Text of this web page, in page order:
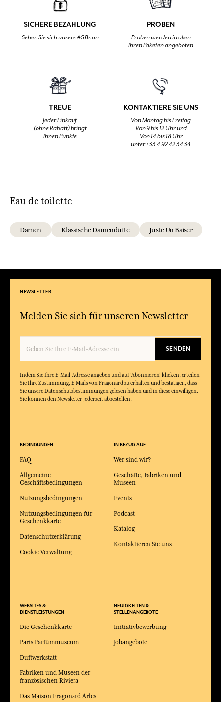
SICHERE BEZAHLUNG
Sehen Sie sich unsere AGBs an
PROBEN
Proben werden in allen
Ihren Paketen angeboten
TREUE
Jeder Einkauf
(ohne Rabatt) bringt
Ihnen Punkte
KONTAKTIERE SIE UNS
Von Montag bis Freitag
Von 9 bis 12 Uhr und
Von 14 bis 18 Uhr
unter +33 4 92 42 34 34
Eau de toilette
Damen Klassische Damendüfte Juste Un Baiser
NEWSLETTER
Melden Sie sich für unseren Newsletter
SENDEN
Indem Sie Ihre E-Mail-Adresse angeben und auf 'Abonnieren' klicken, erteilen
Sie Ihre Zustimmung, E-Mails von Fragonard zu erhalten und bestätigen, dass
Sie unsere Datenschutzbestimmungen gelesen haben und in diese einwilligen.
Sie können den Newsletter jederzeit abbestellen.
BEDINGUNGEN
FAQ
Allgemeine
Geschäftsbedingungen
Nutzungsbedingungen
Nutzungsbedingungen für
Geschenkkarte
Datenschutzerklärung
Cookie Verwaltung
WEBSITES &
DIENSTLEISTUNGEN
Die Geschenkkarte
Paris Parfümmuseum
Duftwerkstatt
Fabriken und Museen der
französischen Riviera
Das Maison Fragonard Arles
IN BEZUG AUF
Wer sind wir?
Geschäfte, Fabriken und
Museen
Events
Podcast
Katalog
Kontaktieren Sie uns
NEUIGKEITEN &
STELLENANGEBOTE
Initiativbewerbung
Jobangebote